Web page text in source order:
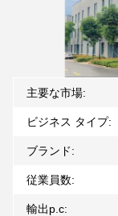
主要な市場:
ビジネス タイプ:
ブランド:
従業員数:
輸出p.c: